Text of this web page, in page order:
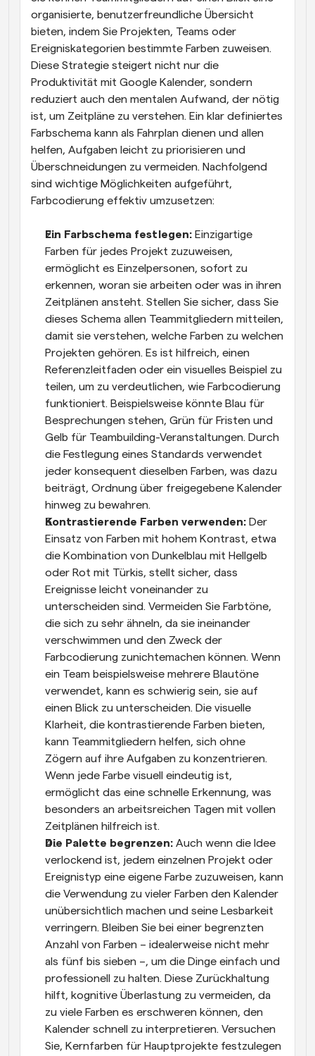
organisierte, benutzerfreundliche Übersicht
bieten, indem Sie Projekten, Teams oder
Ereigniskategorien bestimmte Farben zuweisen.
Diese Strategie steigert nicht nur die
Produktivität mit Google Kalender, sondern
reduziert auch den mentalen Aufwand, der nötig
ist, um Zeitpläne zu verstehen. Ein klar definiertes
Farbschema kann als Fahrplan dienen und allen
helfen, Aufgaben leicht zu priorisieren und
Überschneidungen zu vermeiden. Nachfolgend
sind wichtige Möglichkeiten aufgeführt,
Farbcodierung effektiv umzusetzen:
Ein Farbschema festlegen: Einzigartige
Farben für jedes Projekt zuzuweisen,
ermöglicht es Einzelpersonen, sofort zu
erkennen, woran sie arbeiten oder was in ihren
Zeitplänen ansteht. Stellen Sie sicher, dass Sie
dieses Schema allen Teammitgliedern mitteilen,
damit sie verstehen, welche Farben zu welchen
Projekten gehören. Es ist hilfreich, einen
Referenzleitfaden oder ein visuelles Beispiel zu
teilen, um zu verdeutlichen, wie Farbcodierung
funktioniert. Beispielsweise könnte Blau für
Besprechungen stehen, Grün für Fristen und
Gelb für Teambuilding-Veranstaltungen. Durch
die Festlegung eines Standards verwendet
jeder konsequent dieselben Farben, was dazu
beiträgt, Ordnung über freigegebene Kalender
hinweg zu bewahren.
Kontrastierende Farben verwenden: Der
Einsatz von Farben mit hohem Kontrast, etwa
die Kombination von Dunkelblau mit Hellgelb
oder Rot mit Türkis, stellt sicher, dass
Ereignisse leicht voneinander zu
unterscheiden sind. Vermeiden Sie Farbtöne,
die sich zu sehr ähneln, da sie ineinander
verschwimmen und den Zweck der
Farbcodierung zunichtemachen können. Wenn
ein Team beispielsweise mehrere Blautöne
verwendet, kann es schwierig sein, sie auf
einen Blick zu unterscheiden. Die visuelle
Klarheit, die kontrastierende Farben bieten,
kann Teammitgliedern helfen, sich ohne
Zögern auf ihre Aufgaben zu konzentrieren.
Wenn jede Farbe visuell eindeutig ist,
ermöglicht das eine schnelle Erkennung, was
besonders an arbeitsreichen Tagen mit vollen
Zeitplänen hilfreich ist.
Die Palette begrenzen: Auch wenn die Idee
verlockend ist, jedem einzelnen Projekt oder
Ereignistyp eine eigene Farbe zuzuweisen, kann
die Verwendung zu vieler Farben den Kalender
unübersichtlich machen und seine Lesbarkeit
verringern. Bleiben Sie bei einer begrenzten
Anzahl von Farben – idealerweise nicht mehr
als fünf bis sieben –, um die Dinge einfach und
professionell zu halten. Diese Zurückhaltung
hilft, kognitive Überlastung zu vermeiden, da
zu viele Farben es erschweren können, den
Kalender schnell zu interpretieren. Versuchen
Sie, Kernfarben für Hauptprojekte festzulegen